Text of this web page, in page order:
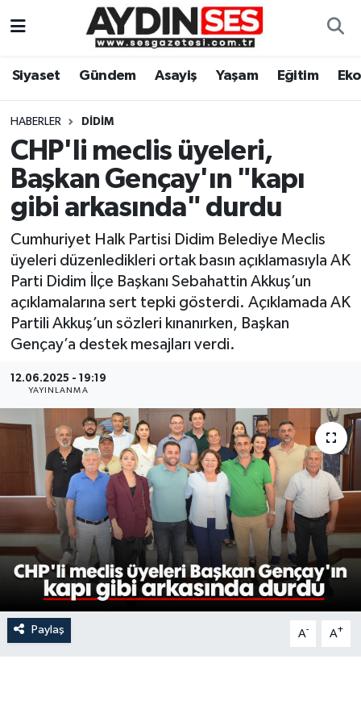
Siyaset Gündem Asayiş Yaşam Eğitim
HABERLER DIDIM
CHP'li meclis üyeleri,
Başkan Gençay'ın "kapı
gibi arkasında" durdu
Cumhuriyet Halk Partisi Didim Belediye Meclis
üyeleri düzenledikleri ortak basın açıklamasıyla AK
Parti Didim İlçe Başkanı Sebahattin Akkuş’un
açıklamalarına sert tepki gösterdi. Açıklamada AK
Partili Akkuş’un sözleri kınanırken, Başkan
Gençay’a destek mesajları verdi.
12.06.2025 - 19:19
YAYINLANMA
Paylaş A- A+
Gündem
Siyaset
Ekonomi
Eğitim
Kültür Sanat
Spor
Aydın Hava Durumu
Aydin Namaz Vakitleri
Aydın Trafik Yoğunluk Haritası
Tüm Manşetler
Son Dakika Haberleri
Haber Arşivi